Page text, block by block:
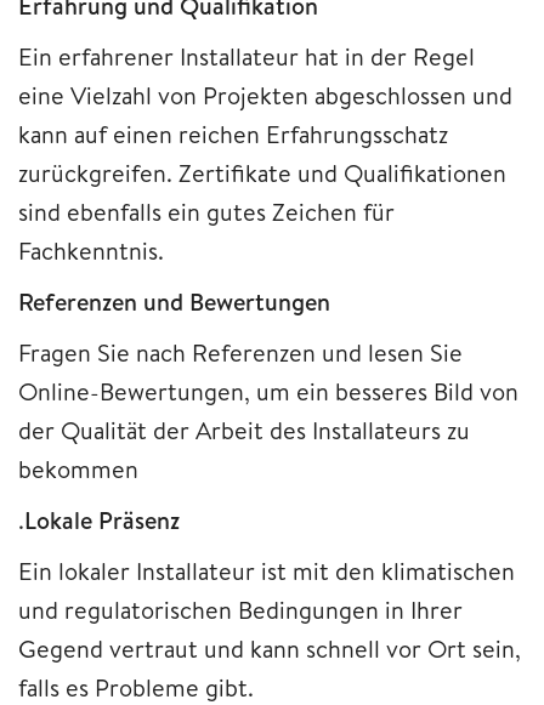
Ein erfahrener Installateur hat in der Regel
eine Vielzahl von Projekten abgeschlossen und
kann auf einen reichen Erfahrungsschatz
zurückgreifen. Zertifikate und Qualifikationen
sind ebenfalls ein gutes Zeichen für
Fachkenntnis.
Referenzen und Bewertungen
Fragen Sie nach Referenzen und lesen Sie
Online-Bewertungen, um ein besseres Bild von
der Qualität der Arbeit des Installateurs zu
bekommen
.Lokale Präsenz
Ein lokaler Installateur ist mit den klimatischen
und regulatorischen Bedingungen in Ihrer
Gegend vertraut und kann schnell vor Ort sein,
falls es Probleme gibt.